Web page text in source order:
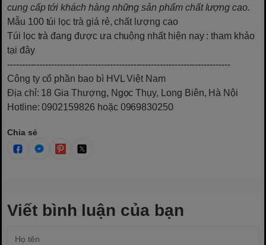
cung cấp tới khách hàng những sản phẩm chất lượng cao.
Mẫu 100 túi lọc trà giá rẻ, chất lượng cao
Túi lọc trà đang được ưa chuộng nhất hiện nay: tham khảo
tại đây
----------------------------------------------------------------------------
Công ty cổ phần bao bì HVL Việt Nam
Địa chỉ: 18 Gia Thượng, Ngọc Thụy, Long Biên, Hà Nội
Hotline: 0902159826 hoặc 0969830250
Chia sẻ
Viết bình luận của bạn